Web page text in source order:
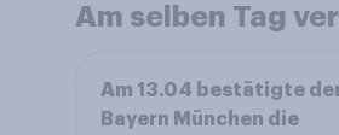
Am selben Tag
Am 13.04 bestätigte
Bayern München die